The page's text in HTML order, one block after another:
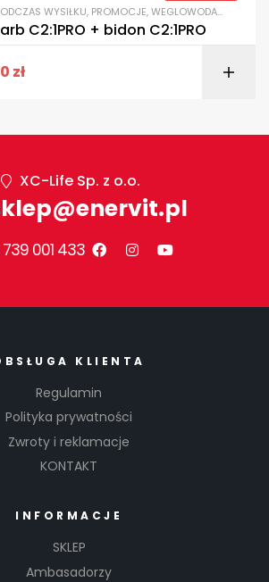
WYSIŁKU, PROMOCJE,WEGLOWODANY (CARBO)
C2:1PRO + bidon C2:1PRO
zł
XC-Life Sp. z o.o.
001 433
KLIENTA
Regulamin
Polityka prywatności
Zwroty i reklamacje
KONTAKT
INFORMACJE
SKLEP
Ambasadorzy